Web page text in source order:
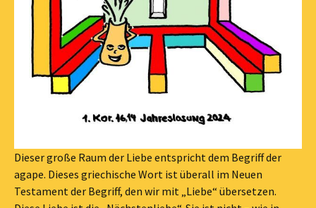
Dieser große Raum der Liebe entspricht dem Begriff der
agape. Dieses griechische Wort ist überall im Neuen
Testament der Begriff, den wir mit „Liebe“ übersetzen.